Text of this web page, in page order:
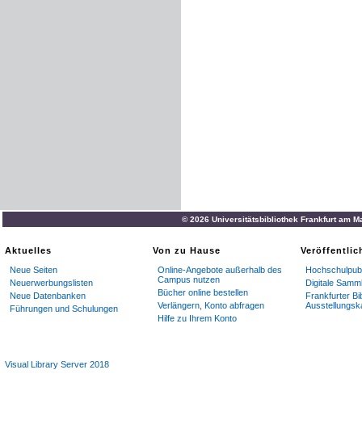
© 2026 Universitätsbibliothek Frankfurt am
Aktuelles
Neue Seiten
Neuerwerbungslisten
Neue Datenbanken
Führungen und Schulungen
Von zu Hause
Online-Angebote außerhalb des
Campus nutzen
Bücher online bestellen
Verlängern, Konto abfragen
Hilfe zu Ihrem Konto
Digitale
Frankfurter
Visual Library Server 2018